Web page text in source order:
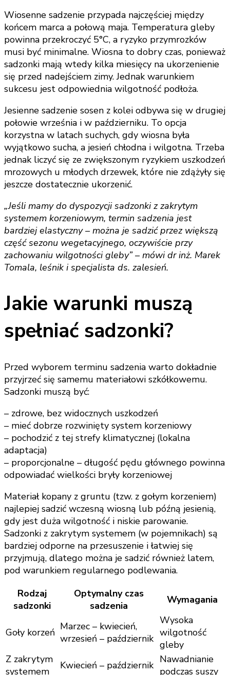
Wiosenne sadzenie przypada najczęściej między
końcem marca a połową maja. Temperatura gleby
powinna przekroczyć 5°C, a ryzyko przymrozków
musi być minimalne. Wiosna to dobry czas, ponieważ
sadzonki mają wtedy kilka miesięcy na ukorzenienie
się przed nadejściem zimy. Jednak warunkiem
sukcesu jest odpowiednia wilgotność podłoża.
Jesienne sadzenie sosen z kolei odbywa się w drugiej
połowie września i w październiku. To opcja
korzystna w latach suchych, gdy wiosna była
wyjątkowo sucha, a jesień chłodna i wilgotna. Trzeba
jednak liczyć się ze zwiększonym ryzykiem uszkodzeń
mrozowych u młodych drzewek, które nie zdążyły się
jeszcze dostatecznie ukorzenić.
„Jeśli mamy do dyspozycji sadzonki z zakrytym
systemem korzeniowym, termin sadzenia jest
bardziej elastyczny – można je sadzić przez większą
część sezonu wegetacyjnego, oczywiście przy
zachowaniu wilgotności gleby” – mówi dr inż. Marek
Tomala, leśnik i specjalista ds. zalesień.
Jakie warunki muszą
spełniać sadzonki?
Przed wyborem terminu sadzenia warto dokładnie
przyjrzeć się samemu materiałowi szkółkowemu.
Sadzonki muszą być:
– zdrowe, bez widocznych uszkodzeń
– mieć dobrze rozwinięty system korzeniowy
– pochodzić z tej strefy klimatycznej (lokalna
adaptacja)
– proporcjonalne – długość pędu głównego powinna
odpowiadać wielkości bryły korzeniowej
Materiał kopany z gruntu (tzw. z gołym korzeniem)
najlepiej sadzić wczesną wiosną lub późną jesienią,
gdy jest duża wilgotność i niskie parowanie.
Sadzonki z zakrytym systemem (w pojemnikach) są
bardziej odporne na przesuszenie i łatwiej się
przyjmują, dlatego można je sadzić również latem,
pod warunkiem regularnego podlewania.
Rodzaj
sadzonki
Optymalny czas
sadzenia
Wymagania
Goły korzeń Marzec – kwiecień,
wrzesień – październik
Wysoka
wilgotność
gleby
Z zakrytym
systemem
Kwiecień – październik Nawadnianie
podczas suszy